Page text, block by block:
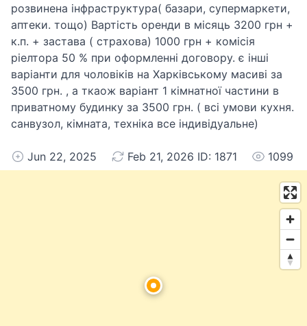
розвинена інфраструктура( базари, супермаркети,
аптеки. тощо) Вартість оренди в місяць 3200 грн +
к.п. + застава ( страхова) 1000 грн + комісія
ріелтора 50 % при оформленні договору. є інші
варіанти для чоловіків на Харківському масиві за
3500 грн. , а ткаож варіант 1 кімнатної частини в
приватному будинку за 3500 грн. ( всі умови кухня.
санвузол, кімната, техніка все індивідуальне)
Jun 22, 2025 Feb 21, 2026 ID: 1871 1099